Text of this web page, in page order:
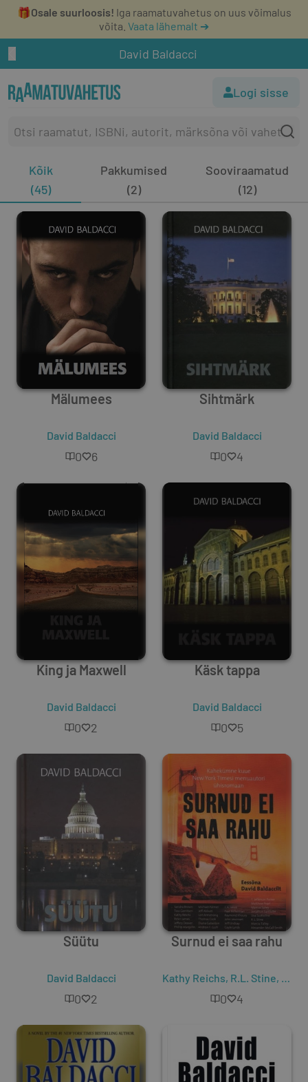
🎁Osale suurloosis! Iga raamatuvahetus on uus võimalus
võita. Vaata lähemalt ➔
David Baldacci
Logi sisse
Kõik
(45)
Pakkumised
(2)
Sooviraamatud
(12)
Mälumees
David Baldacci
0 6
Sihtmärk
David Baldacci
0 4
King ja Maxwell
David Baldacci
0 2
Käsk tappa
David Baldacci
0 5
Süütu
David Baldacci
0 2
Surnud ei saa rahu
Kathy Reichs, R.L. Stine,
0 4